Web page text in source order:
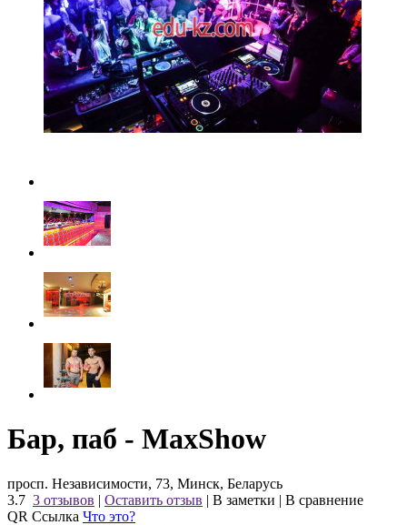
Бар, паб - MaxShow
просп. Независимости, 73, Минск, Беларусь
3.7 3 отзывов | Оставить отзыв | В заметки | В сравнение
QR Ссылка Что это?